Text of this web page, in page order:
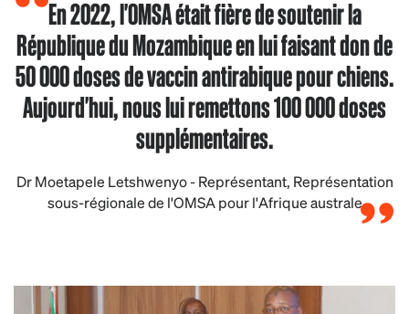
En 2022, l'OMSA était fière de soutenir la
République du Mozambique en lui faisant don de
50 000 doses de vaccin antirabique pour chiens.
Aujourd'hui, nous lui remettons 100 000 doses
supplémentaires.
Dr Moetapele Letshwenyo - Représentant, Représentation
sous-régionale de l'OMSA pour l'Afrique australe